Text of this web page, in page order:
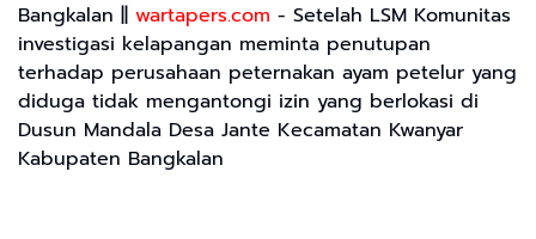
Bangkalan || wartapers.com - Setelah LSM Komunitas
investigasi kelapangan meminta penutupan
terhadap perusahaan peternakan ayam petelur yang
diduga tidak mengantongi izin yang berlokasi di
Dusun Mandala Desa Jante Kecamatan Kwanyar
Kabupaten Bangkalan